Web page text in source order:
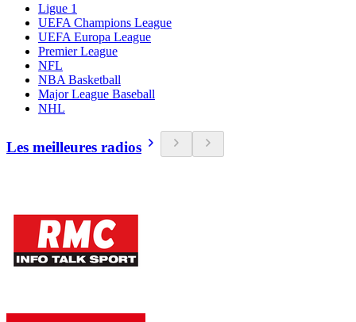
Ligue 1
UEFA Champions League
UEFA Europa League
Premier League
NFL
NBA Basketball
Major League Baseball
NHL
Les meilleures radios